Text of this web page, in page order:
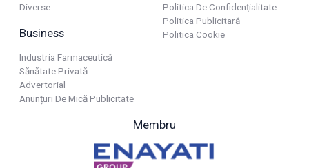
Diverse
Business
Industria Farmaceutică
Sănătate Privată
Advertorial
Anunțuri De Mică Publicitate
Politica De Confidențialitate
Politica Publicitară
Politica Cookie
Membru